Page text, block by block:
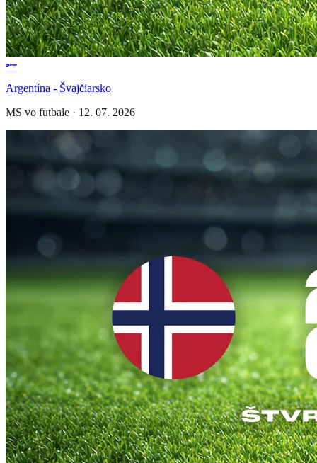
Argentína - Švajčiarsko
MS vo futbale · 12. 07. 2026